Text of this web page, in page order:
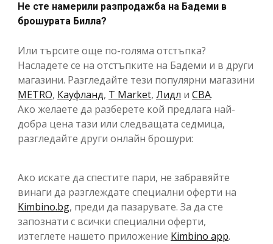
Не сте намерили разпродажба на Бадеми в
брошурата Билла?
Или търсите още по-голяма отстъпка?
Насладете се на отстъпките на Бадеми и в други
магазини. Разгледайте тези популярни магазини
METRO, Кауфланд, T Market, Лидл и CBA.
Ако желаете да разберете кой предлага най-
добра цена тази или следващата седмица,
разгледайте други онлайн брошури:
Ако искате да спестите пари, не забравяйте
винаги да разглеждате специални оферти на
Kimbino.bg, преди да пазарувате. За да сте
запознати с всички специални оферти,
изтеглете нашето приложение Kimbino app.